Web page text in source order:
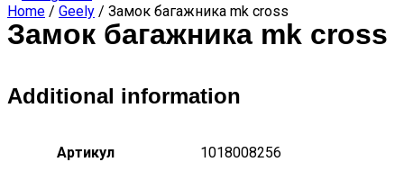
Home / Geely / Замок багажника mk cross
Замок багажника mk cross
Additional information
Артикул 1018008256